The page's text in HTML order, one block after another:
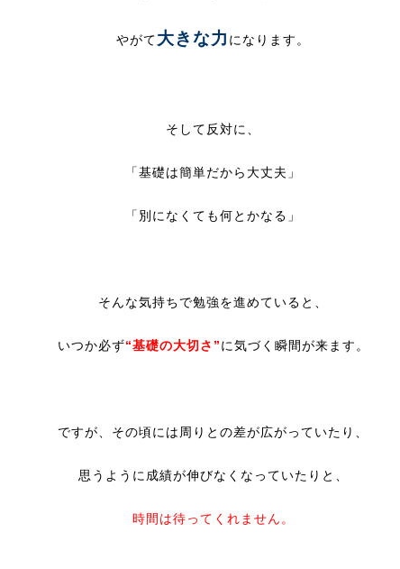
やがて大きな力 になります。
そして反対に、
「基礎は簡単だから大丈夫」
「別になくても何とかなる」
そんな気持ちで勉強を進めていると、
いつか必ず“基礎の大切さ”に気づく瞬間が来ます。
ですが、その頃には周りとの差が広がっていたり、
思うように成績が伸びなくなっていたりと、
時間は待ってくれません。